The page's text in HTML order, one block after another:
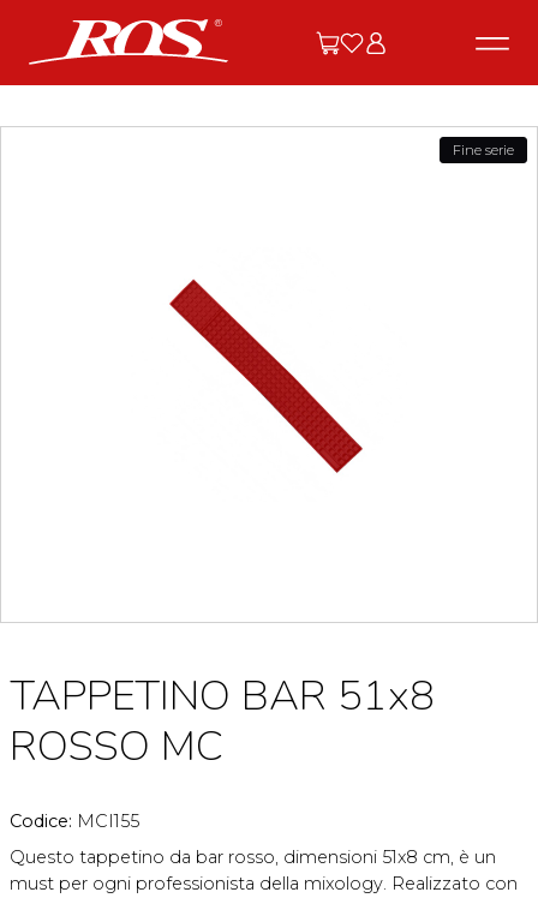
Fine serie
TAPPETINO BAR 51x8
ROSSO MC
Codice: MCI155
Questo tappetino da bar rosso, dimensioni 51x8 cm, è un
must per ogni professionista della mixology. Realizzato con